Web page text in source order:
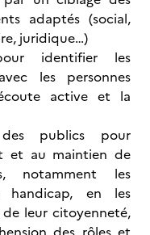
adaptés (social,
juridique…)
identifier les
les personnes
active et la
publics pour
et au maintien de
notamment les
handicap, en les
leur citoyenneté,